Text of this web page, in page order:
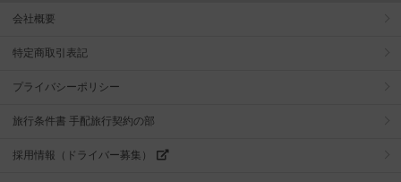
会社概要
特定商取引表記
プライバシーポリシー
旅行条件書 手配旅行契約の部
採用情報（ドライバー募集）